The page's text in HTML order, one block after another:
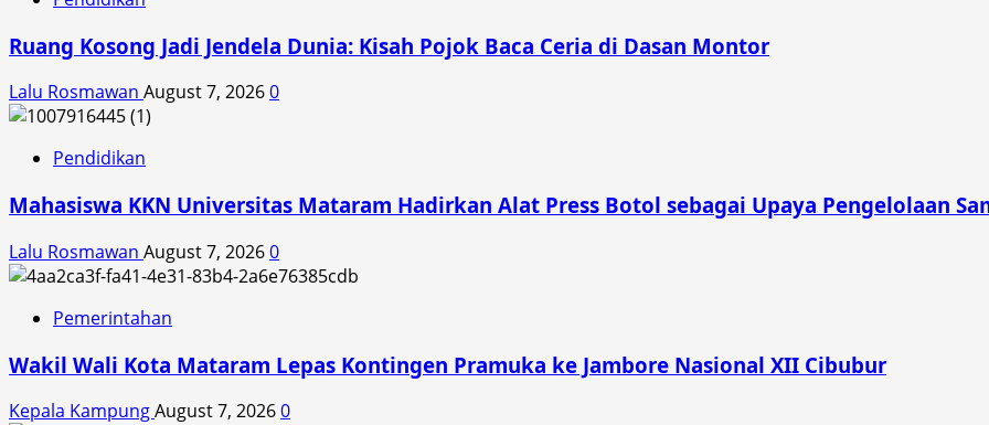
Ruang Kosong Jadi Jendela Dunia: Kisah Pojok Baca Ceria di Dasan Montor
Lalu Rosmawan August 7, 20260
Pendidikan
Mahasiswa KKN Universitas Mataram Hadirkan Alat Press Botol sebagai Upaya Pengelolaan
Lalu Rosmawan August 7, 20260
Pemerintahan
Wakil Wali Kota Mataram Lepas Kontingen Pramuka ke Jambore Nasional XII Cibubur
Kepala KampungAugust 7, 20260